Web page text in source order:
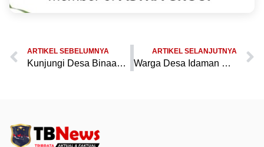
ARTIKEL SEBELUMNYA
Kunjungi Desa Binaan, Bhabinkamtibmas Polsek Patia Ajak Warga Jaga Lingkungan Aman
ARTIKEL SELANJUTNYA
Warga Desa Idaman Sambut Positif Kehadiran Bhabinkamtibmas Patia Saat Sambang